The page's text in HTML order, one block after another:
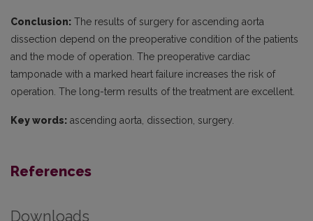
Conclusion: The results of surgery for ascending aorta
dissection depend on the preoperative condition of the patients
and the mode of operation. The preoperative cardiac
tamponade with a marked heart failure increases the risk of
operation. The long-term results of the treatment are excellent.
Key words: ascending aorta, dissection, surgery.
References
Downloads